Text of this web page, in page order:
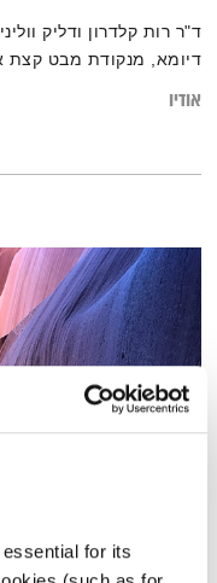
for its
ד"ר רות קלדרון ודליק
דיומא, מנקודת מבט קצת
אודיו
חכמי השבט
דליק ווליניץ